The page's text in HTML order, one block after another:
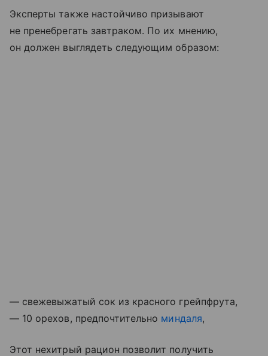
Эксперты также настойчиво призывают
не пренебрегать завтраком. По их мнению,
он должен выглядеть следующим образом:
— свежевыжатый сок из красного грейпфрута,
— 10 орехов, предпочтительно миндаля,
Этот нехитрый рацион позволит получить